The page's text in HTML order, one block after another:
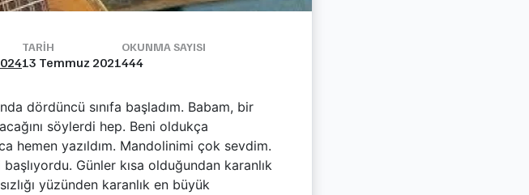
TARIH
13 Temmuz 2021
OKUNMA SAYISI
444
dördüncü sınıfa başladım. Babam, bir
söylerdi hep. Beni oldukça
hemen yazıldım. Mandolinimi çok sevdim.
Günler kısa olduğundan karanlık
yüzünden karanlık en büyük